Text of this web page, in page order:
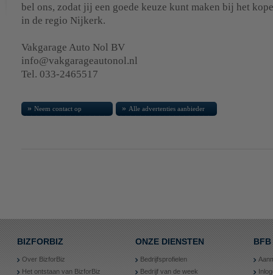
bel ons, zodat jij een goede keuze kunt maken bij het
in de regio Nijkerk.
Vakgarage Auto Nol BV
info@vakgarageautonol.nl
Tel. 033-2465517
» Neem contact op » Alle advertenties aanbieder
BIZFORBIZ
Over BizforBiz
Het ontstaan van BizforBiz
ONZE DIENSTEN
Bedrijfsprofielen
Bedrijf van de week
BFB